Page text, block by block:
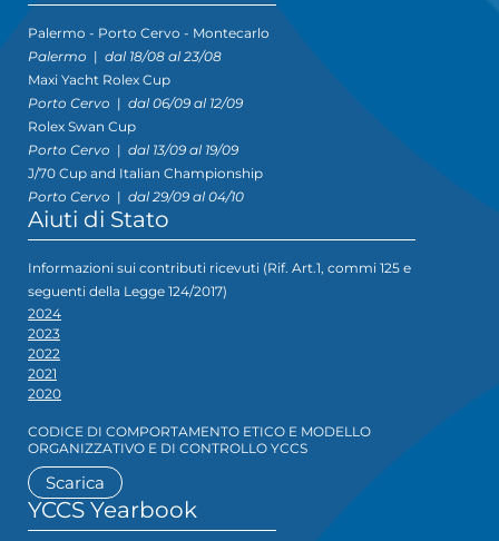
Palermo - Porto Cervo - Montecarlo
Palermo | dal 18/08 al 23/08
Maxi Yacht Rolex Cup
Porto Cervo | dal 06/09 al 12/09
Rolex Swan Cup
Porto Cervo | dal 13/09 al 19/09
J/70 Cup and Italian Championship
Porto Cervo | dal 29/09 al 04/10
Aiuti di Stato
Informazioni sui contributi ricevuti (Rif. Art.1, commi 125 e
seguenti della Legge 124/2017)
2024
2023
2022
2021
2020
CODICE DI COMPORTAMENTO ETICO E MODELLO
ORGANIZZATIVO E DI CONTROLLO YCCS
Scarica
YCCS Yearbook